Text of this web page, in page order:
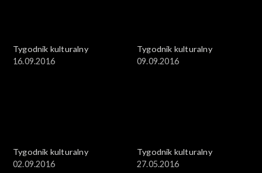
Tygodnik kulturalny
16.09.2016
Tygodnik kulturalny
09.09.2016
Tygodnik kulturalny
02.09.2016
Tygodnik kulturalny
27.05.2016